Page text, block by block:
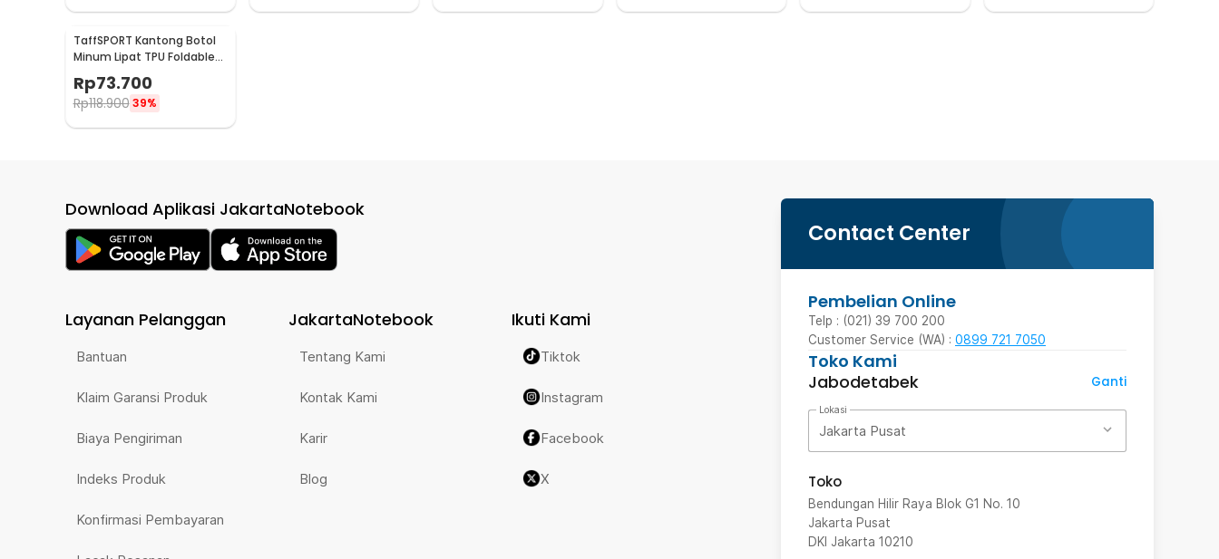
TaffSPORT Kantong Botol
Minum Lipat TPU Foldable
Water Bag 2L - TF200
Rp73.700
Rp118.900 39%
Contact Center
Pembelian Online
Telp : (021) 39 700 200
Customer Service (WA) : 0899 721 7050
Toko Kami
Jabodetabek
Ganti
Lokasi
Jakarta Pusat
Toko
Bendungan Hilir Raya Blok G1 No. 10
Jakarta Pusat
DKI Jakarta 10210
Download Aplikasi JakartaNotebook
Layanan Pelanggan
Bantuan
Klaim Garansi Produk
Biaya Pengiriman
Indeks Produk
Konfirmasi Pembayaran
JakartaNotebook
Tentang Kami
Kontak Kami
Karir
Blog
Ikuti Kami
Tiktok
Instagram
Facebook
X